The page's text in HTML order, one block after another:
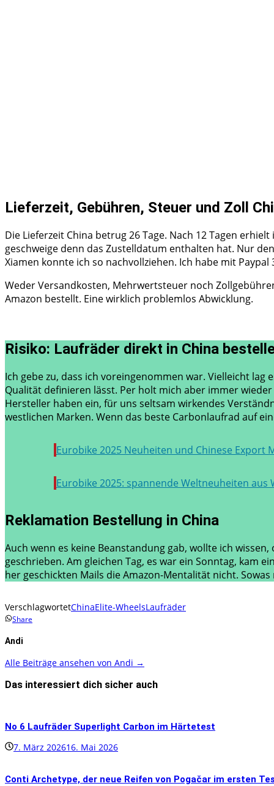
Lieferzeit, Gebühren, Steuer und Zoll
Die Lieferzeit China betrug 26 Tage. Nach 12 Tagen
geschweige denn das Zustelldatum enthalten hat. Nur
Xiamen konnte ich so nachvollziehen. Ich habe mit Paypal
Weder Versandkosten, Mehrwertsteuer noch
Amazon bestellt. Eine wirklich problemlos Abwicklung.
Risiko: Laufräder direkt in China
Ich gebe zu, dass ich voreingenommen war. Vielleicht
Qualität definieren lässt. Per holt mich aber immer
Hersteller haben ein, für uns seltsam wirkendes
westlichen Marken. Wenn das beste Carbonlaufrad auf
Eurobike 2025 Neuheiten und Chinese Export
Eurobike 2025: spannende Weltneuheiten aus
Reklamation Bestellung in China
Auch wenn es keine Beanstandung gab, wollte ich
geschrieben. Am gleichen Tag, es war ein Sonntag, kam
her geschickten Mails die Amazon-Mentalität nicht.
VerschlagwortetChinaElite-WheelsLaufräder
Share
Andi
Alle Beiträge ansehen von Andi →
Das interessiert dich sicher auch
No 6 Laufräder Superlight Carbon im Härtetest
7. März 202616. Mai 2026
Conti Archetype, der neue Reifen von Pogačar im ersten